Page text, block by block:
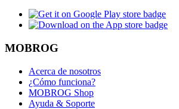
MOBROG
Acerca de nosotros
¿Cómo funciona?
MOBROG Shop
Ayuda & Soporte